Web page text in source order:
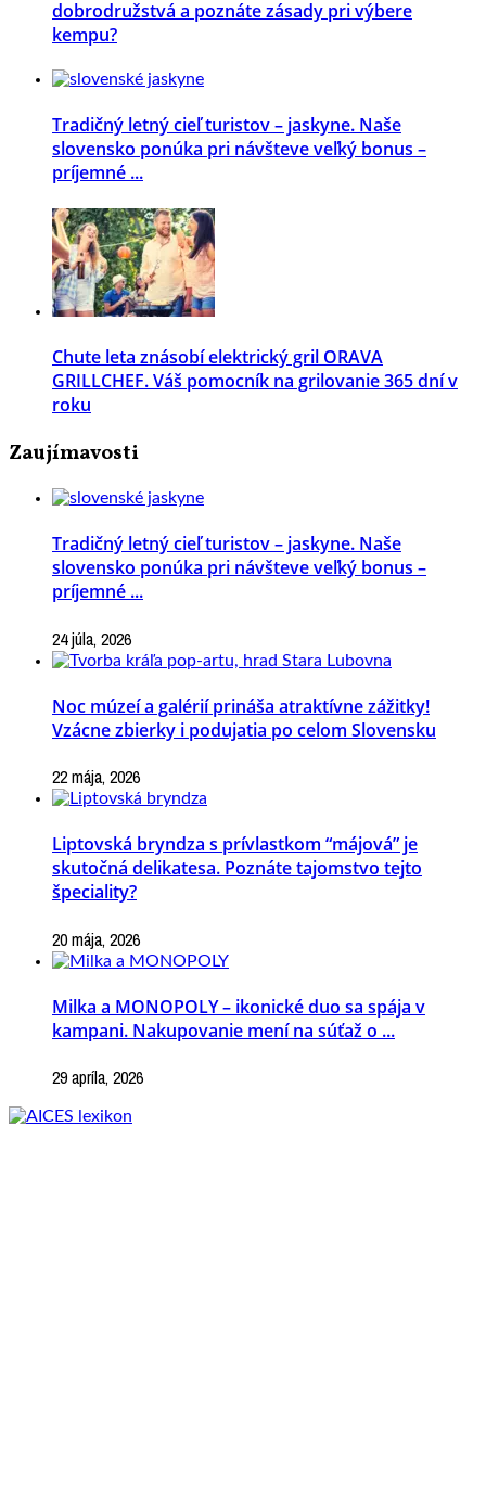
dobrodružstvá a poznáte zásady pri výbere
kempu?
Tradičný letný cieľ turistov – jaskyne. Naše
slovensko ponúka pri návšteve veľký bonus –
príjemné ...
Chute leta znásobí elektrický gril ORAVA
GRILLCHEF. Váš pomocník na grilovanie 365 dní v
roku
Zaujímavosti
Tradičný letný cieľ turistov – jaskyne. Naše
slovensko ponúka pri návšteve veľký bonus –
príjemné ...
24 júla, 2026
Noc múzeí a galérií prináša atraktívne zážitky!
Vzácne zbierky i podujatia po celom Slovensku
22 mája, 2026
Liptovská bryndza s prívlastkom “májová” je
skutočná delikatesa. Poznáte tajomstvo tejto
špeciality?
20 mája, 2026
Milka a MONOPOLY – ikonické duo sa spája v
kampani. Nakupovanie mení na súťaž o ...
29 apríla, 2026